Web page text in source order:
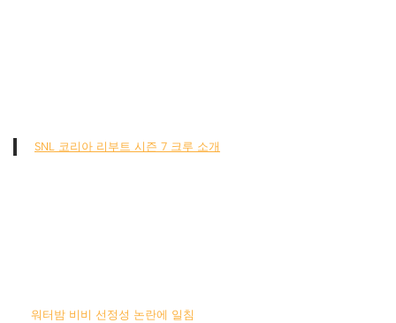
SNL 코리아 리부트 시즌 7 크루 소개
워터밤 비비 선정성 논란에 일침